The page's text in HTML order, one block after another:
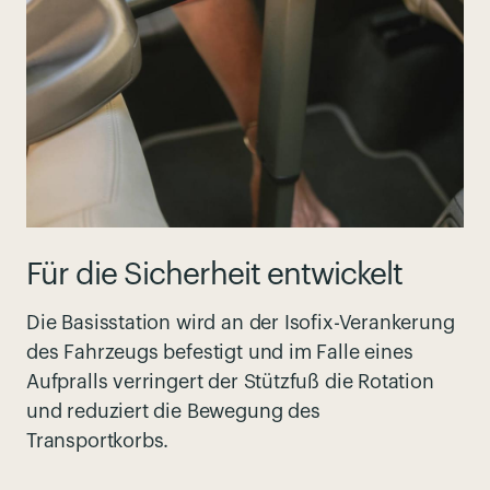
Für die Sicherheit entwickelt
Die Basisstation wird an der Isofix-Verankerung
des Fahrzeugs befestigt und im Falle eines
Aufpralls verringert der Stützfuß die Rotation
und reduziert die Bewegung des
Transportkorbs.